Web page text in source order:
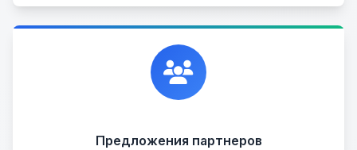
Предложения партнеров
Сотрудничаем с лучшими организациями. Если у
вас есть интересные идеи, мы всегда открыты к
сотрудничеству.